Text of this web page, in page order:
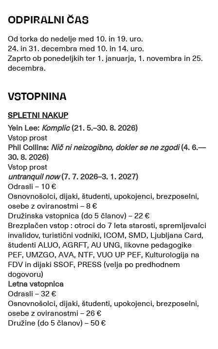
ODPIRALNI ČAS
Od torka do nedelje med 10. in 19. uro.
24. in 31. decembra med 10. in 14. uro.
Zaprto ob ponedeljkih ter 1. januarja, 1. novembra in 25.
decembra.
VSTOPNINA
SPLETNI NAKUP
Yein Lee: Komplic(21. 5.–30. 8. 2026)
Vstop prost
Phil Collins: Nič ni neizogibno, dokler se ne zgodi(4. 6.—
30. 8. 2026)
Vstop prost
untranquil now(7. 7. 2026–3. 1. 2027)
Odrasli – 10 €
Osnovnošolci, dijaki, študenti, upokojenci, brezposelni,
osebe z oviranostmi – 8 €
Družinska vstopnica (do 5 članov) – 22 €
Brezplačen vstop : otroci do 7 leta starosti, spremljevalci
invalidov, turistični vodniki, ICOM, SMD, Ljubljana Card,
študenti ALUO, AGRFT, AU UNG, likovne pedagogike
PEF, UMZGO, AVA, NTF, VUO UP PEF, Kulturologija na
FDV in dijaki SSOF, PRESS (velja po predhodnem
dogovoru)
Letna vstopnica
Odrasli – 32 €
Osnovnošolci, dijaki, študenti, upokojenci, brezposelni,
osebe z oviranostmi – 26 €
Družine (do 5 članov) – 50 €